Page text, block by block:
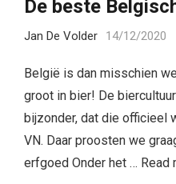
De beste
Jan De Volder 14/12/2020
België is dan misschien
groot in bier! De
bijzonder, dat die officieel
VN. Daar proosten we
erfgoed Onder het … Read